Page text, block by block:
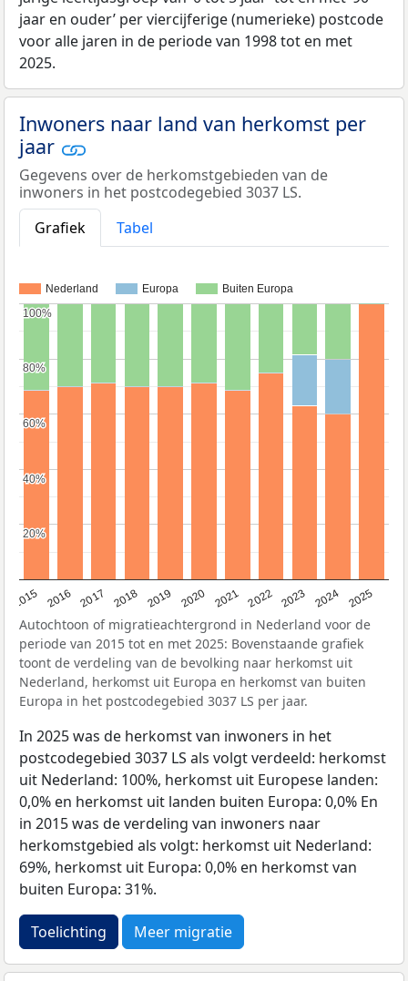
jaar en ouder’ per viercijferige (numerieke) postcode
voor alle jaren in de periode van 1998 tot en met
2025.
Inwoners naar land van herkomst per
jaar
Gegevens over de herkomstgebieden van de
inwoners in het postcodegebied 3037 LS.
Grafiek
Tabel
Nederland Europa Buiten Europa
2015 2016 2017 2018 2019 2020 2021 2022 2023 2024 2025
20%
20%
40%
40%
60%
60%
80%
80%
100%
100%
Autochtoon of migratieachtergrond in Nederland voor de
periode van 2015 tot en met 2025: Bovenstaande grafiek
toont de verdeling van de bevolking naar herkomst uit
Nederland, herkomst uit Europa en herkomst van buiten
Europa in het postcodegebied 3037 LS per jaar.
In 2025 was de herkomst van inwoners in het
postcodegebied 3037 LS als volgt verdeeld: herkomst
uit Nederland: 100%, herkomst uit Europese landen:
0,0% en herkomst uit landen buiten Europa: 0,0% En
in 2015 was de verdeling van inwoners naar
herkomstgebied als volgt: herkomst uit Nederland:
69%, herkomst uit Europa: 0,0% en herkomst van
buiten Europa: 31%.
Toelichting Meer migratie